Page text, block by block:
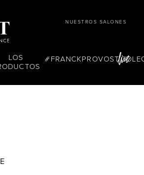
NUESTROS SALONES
LOS
FRANCKPROVOST